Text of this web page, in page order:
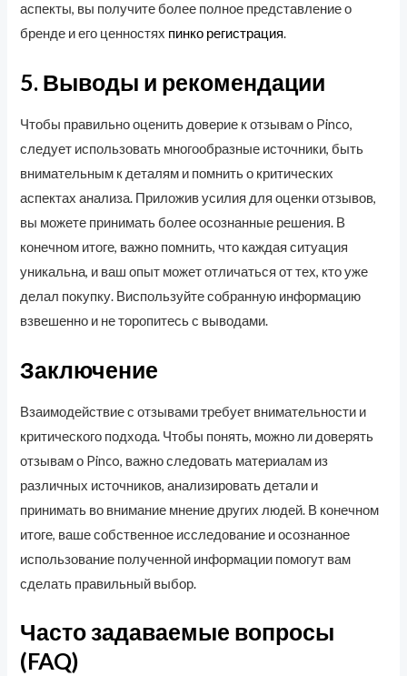
аспекты, вы получите более полное представление о
бренде и его ценностях пинко регистрация.
5. Выводы и рекомендации
Чтобы правильно оценить доверие к отзывам о Pinco,
следует использовать многообразные источники, быть
внимательным к деталям и помнить о критических
аспектах анализа. Приложив усилия для оценки отзывов,
вы можете принимать более осознанные решения. В
конечном итоге, важно помнить, что каждая ситуация
уникальна, и ваш опыт может отличаться от тех, кто уже
делал покупку. Виспользуйте собранную информацию
взвешенно и не торопитесь с выводами.
Заключение
Взаимодействие с отзывами требует внимательности и
критического подхода. Чтобы понять, можно ли доверять
отзывам о Pinco, важно следовать материалам из
различных источников, анализировать детали и
принимать во внимание мнение других людей. В конечном
итоге, ваше собственное исследование и осознанное
использование полученной информации помогут вам
сделать правильный выбор.
Часто задаваемые вопросы
(FAQ)